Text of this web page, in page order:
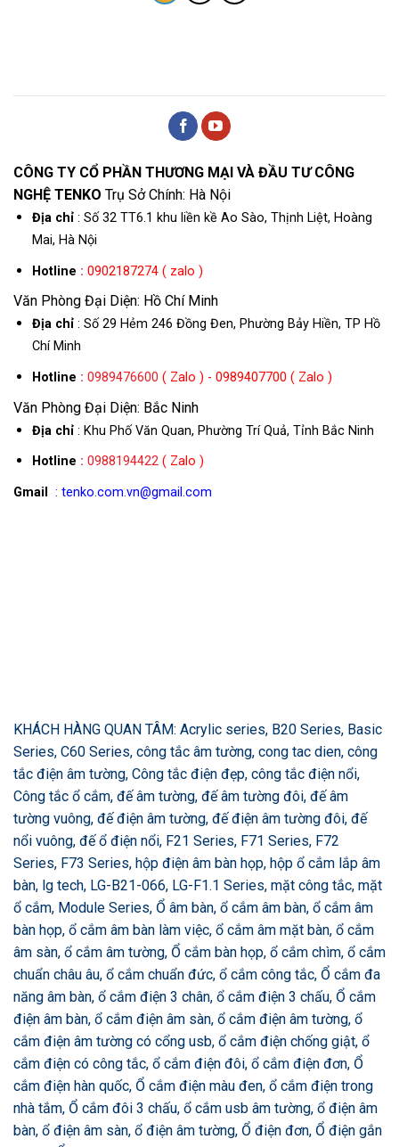
CÔNG TY CỔ PHẦN THƯƠNG MẠI VÀ ĐẦU TƯ CÔNG
NGHỆ TENKO Trụ Sở Chính: Hà Nội
Địa chỉ: Số 32 TT6.1 khu liền kề Ao Sào, Thịnh Liệt, Hoàng
Mai, Hà Nội
Hotline : 0902187274 ( zalo )
Văn Phòng Đại Diện: Hồ Chí Minh
Địa chỉ: Số 29 Hẻm 246 Đồng Đen, Phường Bảy Hiền, TP Hồ
Chí Minh
Hotline : 0989476600 ( Zalo ) - 0989407700 ( Zalo )
Văn Phòng Đại Diện: Bắc Ninh
Địa chỉ: Khu Phố Văn Quan, Phường Trí Quả, Tỉnh Bắc Ninh
Hotline : 0988194422( Zalo )
Gmail : tenko.com.vn@gmail.com
KHÁCH HÀNG QUAN TÂM: Acrylic series, B20 Series, Basic
Series, C60 Series, công tắc âm tường, cong tac dien, công
tắc điện âm tường, Công tắc điện đẹp, công tắc điện nổi,
Công tắc ổ cắm, đế âm tường, đế âm tường đôi, đế âm
tường vuông, đế điện âm tường, đế điện âm tường đôi, đế
nổi vuông, đế ổ điện nổi, F21 Series, F71 Series, F72
Series, F73 Series, hộp điện âm bàn họp, hộp ổ cắm lắp âm
bàn, lg tech, LG-B21-066, LG-F1.1 Series, mặt công tắc, mặt
ổ cắm, Module Series, Ổ âm bàn, ổ cắm âm bàn, ổ cắm âm
bàn họp, ổ cắm âm bàn làm việc, ổ cắm âm mặt bàn, ổ cắm
âm sàn, ổ cắm âm tường, Ổ cắm bàn họp, ổ cắm chìm, ổ cắm
chuẩn châu âu, ổ cắm chuẩn đức, ổ cắm công tắc, Ổ cắm đa
năng âm bàn, ổ cắm điện 3 chân, ổ cắm điện 3 chấu, Ổ cắm
điện âm bàn, ổ cắm điện âm sàn, ổ cắm điện âm tường, ổ
cắm điện âm tường có cổng usb, ổ cắm điện chống giật, ổ
cắm điện có công tắc, ổ cắm điện đôi, ổ cắm điện đơn, Ổ
cắm điện hàn quốc, Ổ cắm điện màu đen, ổ cắm điện trong
nhà tắm, Ổ cắm đôi 3 chấu, ổ cắm usb âm tường, ổ điện âm
bàn, ổ điện âm sàn, ổ điện âm tường, Ổ điện đơn, Ổ điện gắn